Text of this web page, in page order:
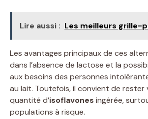
Lire aussi : Les meilleurs grille-
Les avantages principaux de ces
dans l’absence de lactose et la
aux besoins des personnes
au lait. Toutefois, il convient de rester
quantité d’isoflavones ingérée,
populations à risque.